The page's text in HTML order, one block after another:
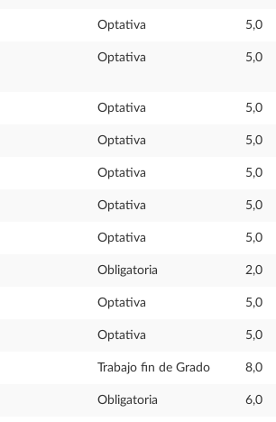
Optativa 5,0
Optativa 5,0
Optativa 5,0
Optativa 5,0
Optativa 5,0
Optativa 5,0
Optativa 5,0
Obligatoria 2,0
Optativa 5,0
Optativa 5,0
Trabajo fin de Grado 8,0
Obligatoria 6,0